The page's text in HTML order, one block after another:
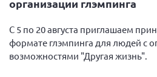
Московская область
Мурманская область
Нижегородская область
организации глэмпинга
С 5 по 20 августа приглашаем
формате глэмпинга для людей с
возможностями "Другая жизнь".